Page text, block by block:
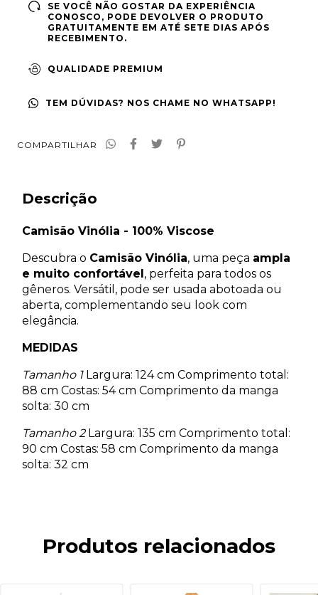
SE VOCÊ NÃO GOSTAR DA EXPERIÊNCIA
CONOSCO, PODE DEVOLVER O PRODUTO
GRATUITAMENTE EM ATÉ SETE DIAS APÓS
RECEBIMENTO.
QUALIDADE PREMIUM
TEM DÚVIDAS? NOS CHAME NO WHATSAPP!
COMPARTILHAR
Descrição
Camisão Vinólia - 100% Viscose
Descubra o Camisão Vinólia, uma peça ampla
e muito confortável, perfeita para todos os
gêneros. Versátil, pode ser usada abotoada ou
aberta, complementando seu look com
elegância.
MEDIDAS
Tamanho 1Largura: 124 cm Comprimento total:
88 cm Costas: 54 cm Comprimento da manga
solta: 30 cm
Tamanho 2Largura: 135 cm Comprimento total:
90 cm Costas: 58 cm Comprimento da manga
solta: 32 cm
Produtos relacionados